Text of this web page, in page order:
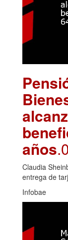
años
Claudia
entrega de
Infobae